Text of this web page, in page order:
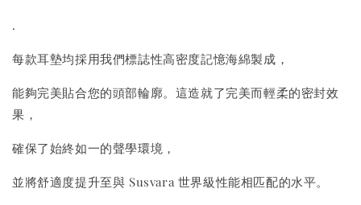
.
每款耳墊均採用我們標誌性高密度記憶海綿製成，
能夠完美貼合您的頭部輪廓。這造就了完美而輕柔的密封效
果，
確保了始終如一的聲學環境，
並將舒適度提升至與 Susvara 世界級性能相匹配的水平。